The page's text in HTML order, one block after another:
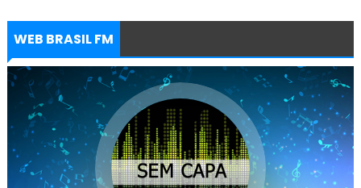
WEB BRASIL FM